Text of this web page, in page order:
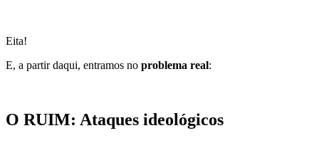
Eita!
E, a partir daqui, entramos no problema real:
O RUIM: Ataques ideológicos